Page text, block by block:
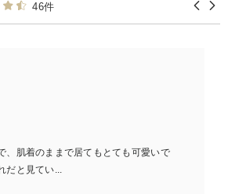
46件
、肌着のままで居てもとても可愛いで
だと見てい...